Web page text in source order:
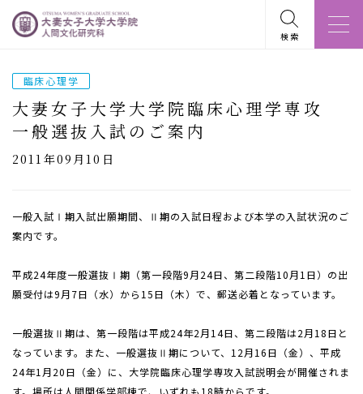
検索
臨床心理学
大妻女子大学大学院臨床心理学専攻
一般選抜入試のご案内
2011年09月10日
一般入試Ⅰ期入試出願期間、Ⅱ期の入試日程および本学の入試状況のご
案内です。
平成24年度一般選抜Ⅰ期（第一段階9月24日、第二段階10月1日）の出
願受付は9月7日（水）から15日（木）で、郵送必着となっています。
一般選抜Ⅱ期は、第一段階は平成24年2月14日、第二段階は2月18日と
なっています。また、一般選抜Ⅱ期について、12月16日（金）、平成
24年1月20日（金）に、大学院臨床心理学専攻入試説明会が開催されま